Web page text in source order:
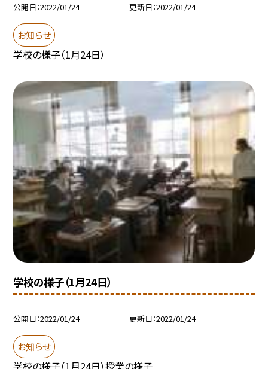
公開日 2022/01/24 更新日 2022/01/24
お知らせ
学校の様子（1月24日）
学校の様子（1月24日）
公開日 2022/01/24 更新日 2022/01/24
お知らせ
学校の様子（1月24日）授業の様子